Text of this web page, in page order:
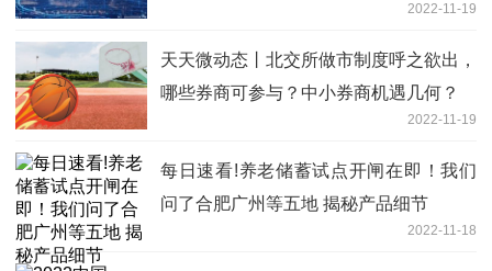
2022-11-19
天天微动态丨北交所做市制度呼之欲出，
哪些券商可参与？中小券商机遇几何？
2022-11-19
每日速看!养老储蓄试点开闸在即！我们
问了合肥广州等五地 揭秘产品细节
2022-11-18